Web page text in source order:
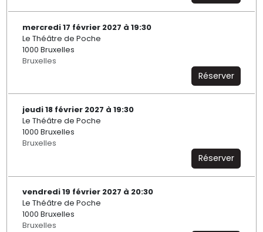
mercredi 17 février 2027 à 19:30
Le Théâtre de Poche
1000 Bruxelles
Bruxelles
Réserver
jeudi 18 février 2027 à 19:30
Le Théâtre de Poche
1000 Bruxelles
Bruxelles
Réserver
vendredi 19 février 2027 à 20:30
Le Théâtre de Poche
1000 Bruxelles
Bruxelles